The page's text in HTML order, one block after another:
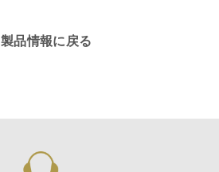
製品情報に戻る